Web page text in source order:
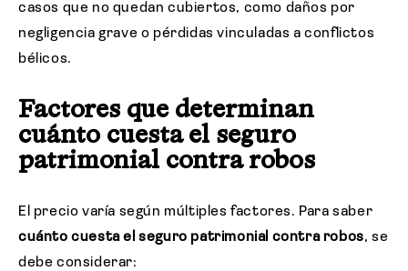
casos que no quedan cubiertos, como daños por
negligencia grave o pérdidas vinculadas a conflictos
bélicos.
Factores que determinan
cuánto cuesta el seguro
patrimonial contra robos
El precio varía según múltiples factores. Para saber
cuánto cuesta el seguro patrimonial contra robos, se
debe considerar: